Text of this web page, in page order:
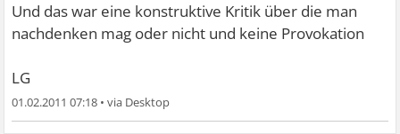
Und das war eine konstruktive Kritik über die man
nachdenken mag oder nicht und keine Provokation
LG
01.02.2011 07:18 •